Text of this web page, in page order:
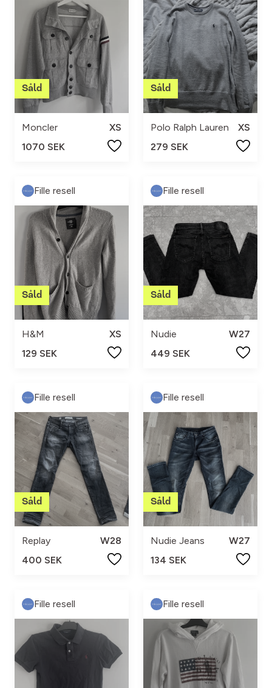
Moncler
XS
1070 SEK
Polo Ralph Lauren
XS
279 SEK
Fille resell
H&M
XS
129 SEK
Fille resell
Nudie
W27
449 SEK
Fille resell
Replay
W28
400 SEK
Fille resell
Nudie Jeans
W27
134 SEK
Fille resell Fille resell